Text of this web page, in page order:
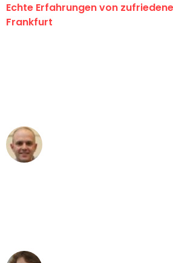
Echte Erfahrungen von
Frankfurt